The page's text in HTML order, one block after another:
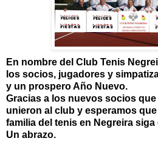
En nombre del Club Tenis
los socios, jugadores y
y un prospero Año Nuevo.
Gracias a los nuevos socios
unieron al club y esperamos
familia del tenis en Negreira
Un abrazo.